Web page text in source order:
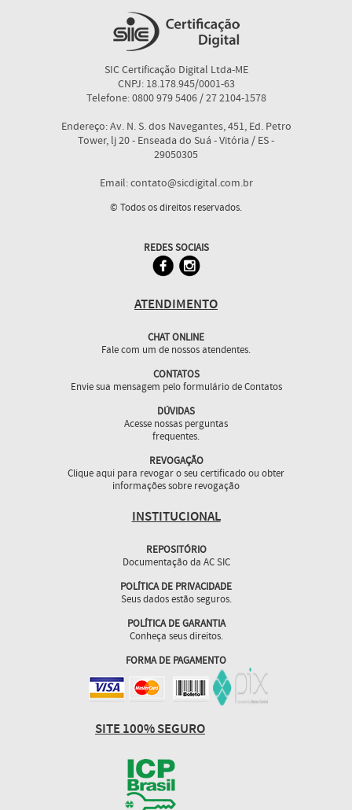
SIC Certificação Digital Ltda-ME
CNPJ: 18.178.945/0001-63
Telefone: 0800 979 5406 / 27 2104-1578
Endereço: Av. N. S. dos Navegantes, 451, Ed. Petro
Tower, lj 20 - Enseada do Suá - Vitória / ES -
29050305
Email: contato@sicdigital.com.br
© Todos os direitos reservados.
REDES SOCIAIS
ATENDIMENTO
CHAT ONLINE
Fale com um de nossos atendentes.
CONTATOS
Envie sua mensagem pelo formulário de Contatos
DÚVIDAS
Acesse nossas perguntas
frequentes.
REVOGAÇÃO
Clique aqui para revogar o seu certificado ou obter
informações sobre revogação
INSTITUCIONAL
REPOSITÓRIO
Documentação da AC SIC
POLÍTICA DE PRIVACIDADE
Seus dados estão seguros.
POLÍTICA DE GARANTIA
Conheça seus direitos.
FORMA DE PAGAMENTO
SITE 100% SEGURO